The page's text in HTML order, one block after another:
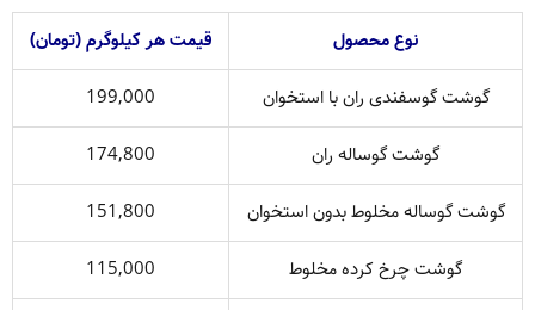
نوع محصول
قیمت هر کیلوگرم (تومان)
گوشت گوسفندی ران با استخوان
199,000
گوشت گوساله ران
174,800
گوشت گوساله مخلوط بدون استخوان
151,800
گوشت چرخ کرده مخلوط
115,000